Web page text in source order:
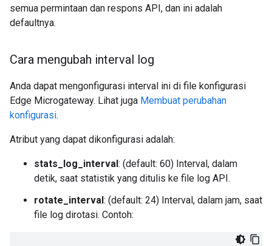
semua permintaan dan respons API, dan ini adalah
defaultnya.
Cara mengubah interval log
Anda dapat mengonfigurasi interval ini di file konfigurasi
Edge Microgateway. Lihat juga Membuat perubahan
konfigurasi.
Atribut yang dapat dikonfigurasi adalah:
stats_log_interval: (default: 60) Interval, dalam
detik, saat statistik yang ditulis ke file log API.
rotate_interval: (default: 24) Interval, dalam jam, saat
file log dirotasi. Contoh: